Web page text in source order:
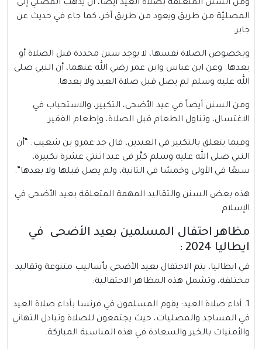
ومن السنن المتعلقة بصلاة العيد أيضاً، أن يذهب المصلي إلى
المصليّة من طريق ويعود من طريق آخر، كما جاء في حديث عن
جابر.
وبخصوص الصلاة نفسها، لا يوجد سنن محددة قبل الصلاة أو
بعدها. وعن ابن عباس وابن عمر رضي الله عنهما، أن النبي صلى
الله عليه وسلم لم يصل قبل صلاة العيد ولا بعدها.
ومن السنن أيضاً في عيد الأضحى، التكبير، والاستحباب في
الاغتسال، وتناول الطعام قبل الصلاة، وإطعام الفقير.
وفيما يتعلق بالتكبير في العيدين، قال جد عمرو بن شعيب: “أن
النبي صلى الله عليه وسلم كبَّر في عيد اثنتي عشرة تكبيرة،
سبعًا في الأولى وخمسًا في الثانية، ولم يصل قبلها ولا بعدها”.
هذه بعض السنن والتقاليد المهمة المتعلقة بعيد الأضحى في
الإسلام.
مظاهر احتفال المسلمين بعيد الأضحى في
ايطاليا 2024 :
في ايطاليا، يتم الاحتفال بعيد الأضحى بأساليب متنوعة وتقاليد
مختلفة، وتشمل هذه المظاهر الاحتفالية:
1. أداء صلاة العيد: يقوم المسلمون في فرنسا بأداء صلاة العيد
في المساجد والمصليات، حيث يجتمعون للصلاة وتبادل التهاني
والأمنيات بالخير والسعادة في هذه المناسبة المباركة.